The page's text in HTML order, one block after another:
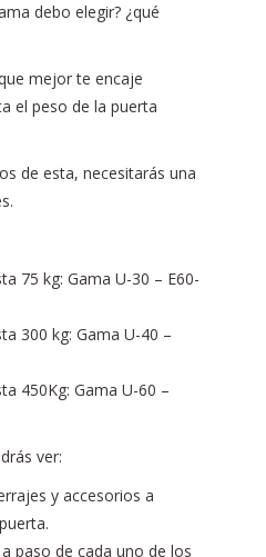
debo elegir? ¿qué
mejor te encaje
el peso de la puerta
de esta, necesitarás una
75 kg: Gama U-30 – E60-
300 kg: Gama U-40 –
450Kg: Gama U-60 –
ver:
y accesorios a
paso de cada uno de los